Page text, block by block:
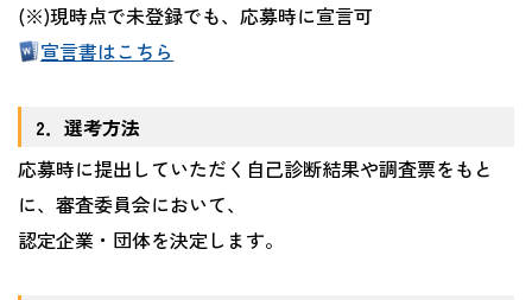
(※)現時点で未登録でも、応募時に宣言可
宣言書はこちら
2．選考方法
応募時に提出していただく自己診断結果や調査票をもと
に、審査委員会において、
認定企業・団体を決定します。